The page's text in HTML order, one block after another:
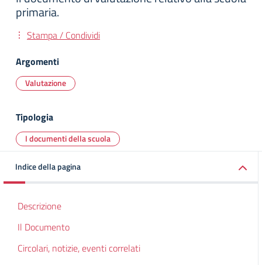
primaria.
Stampa / Condividi
Argomenti
Valutazione
Tipologia
I documenti della scuola
Indice della pagina
Descrizione
Il Documento
Circolari, notizie, eventi correlati